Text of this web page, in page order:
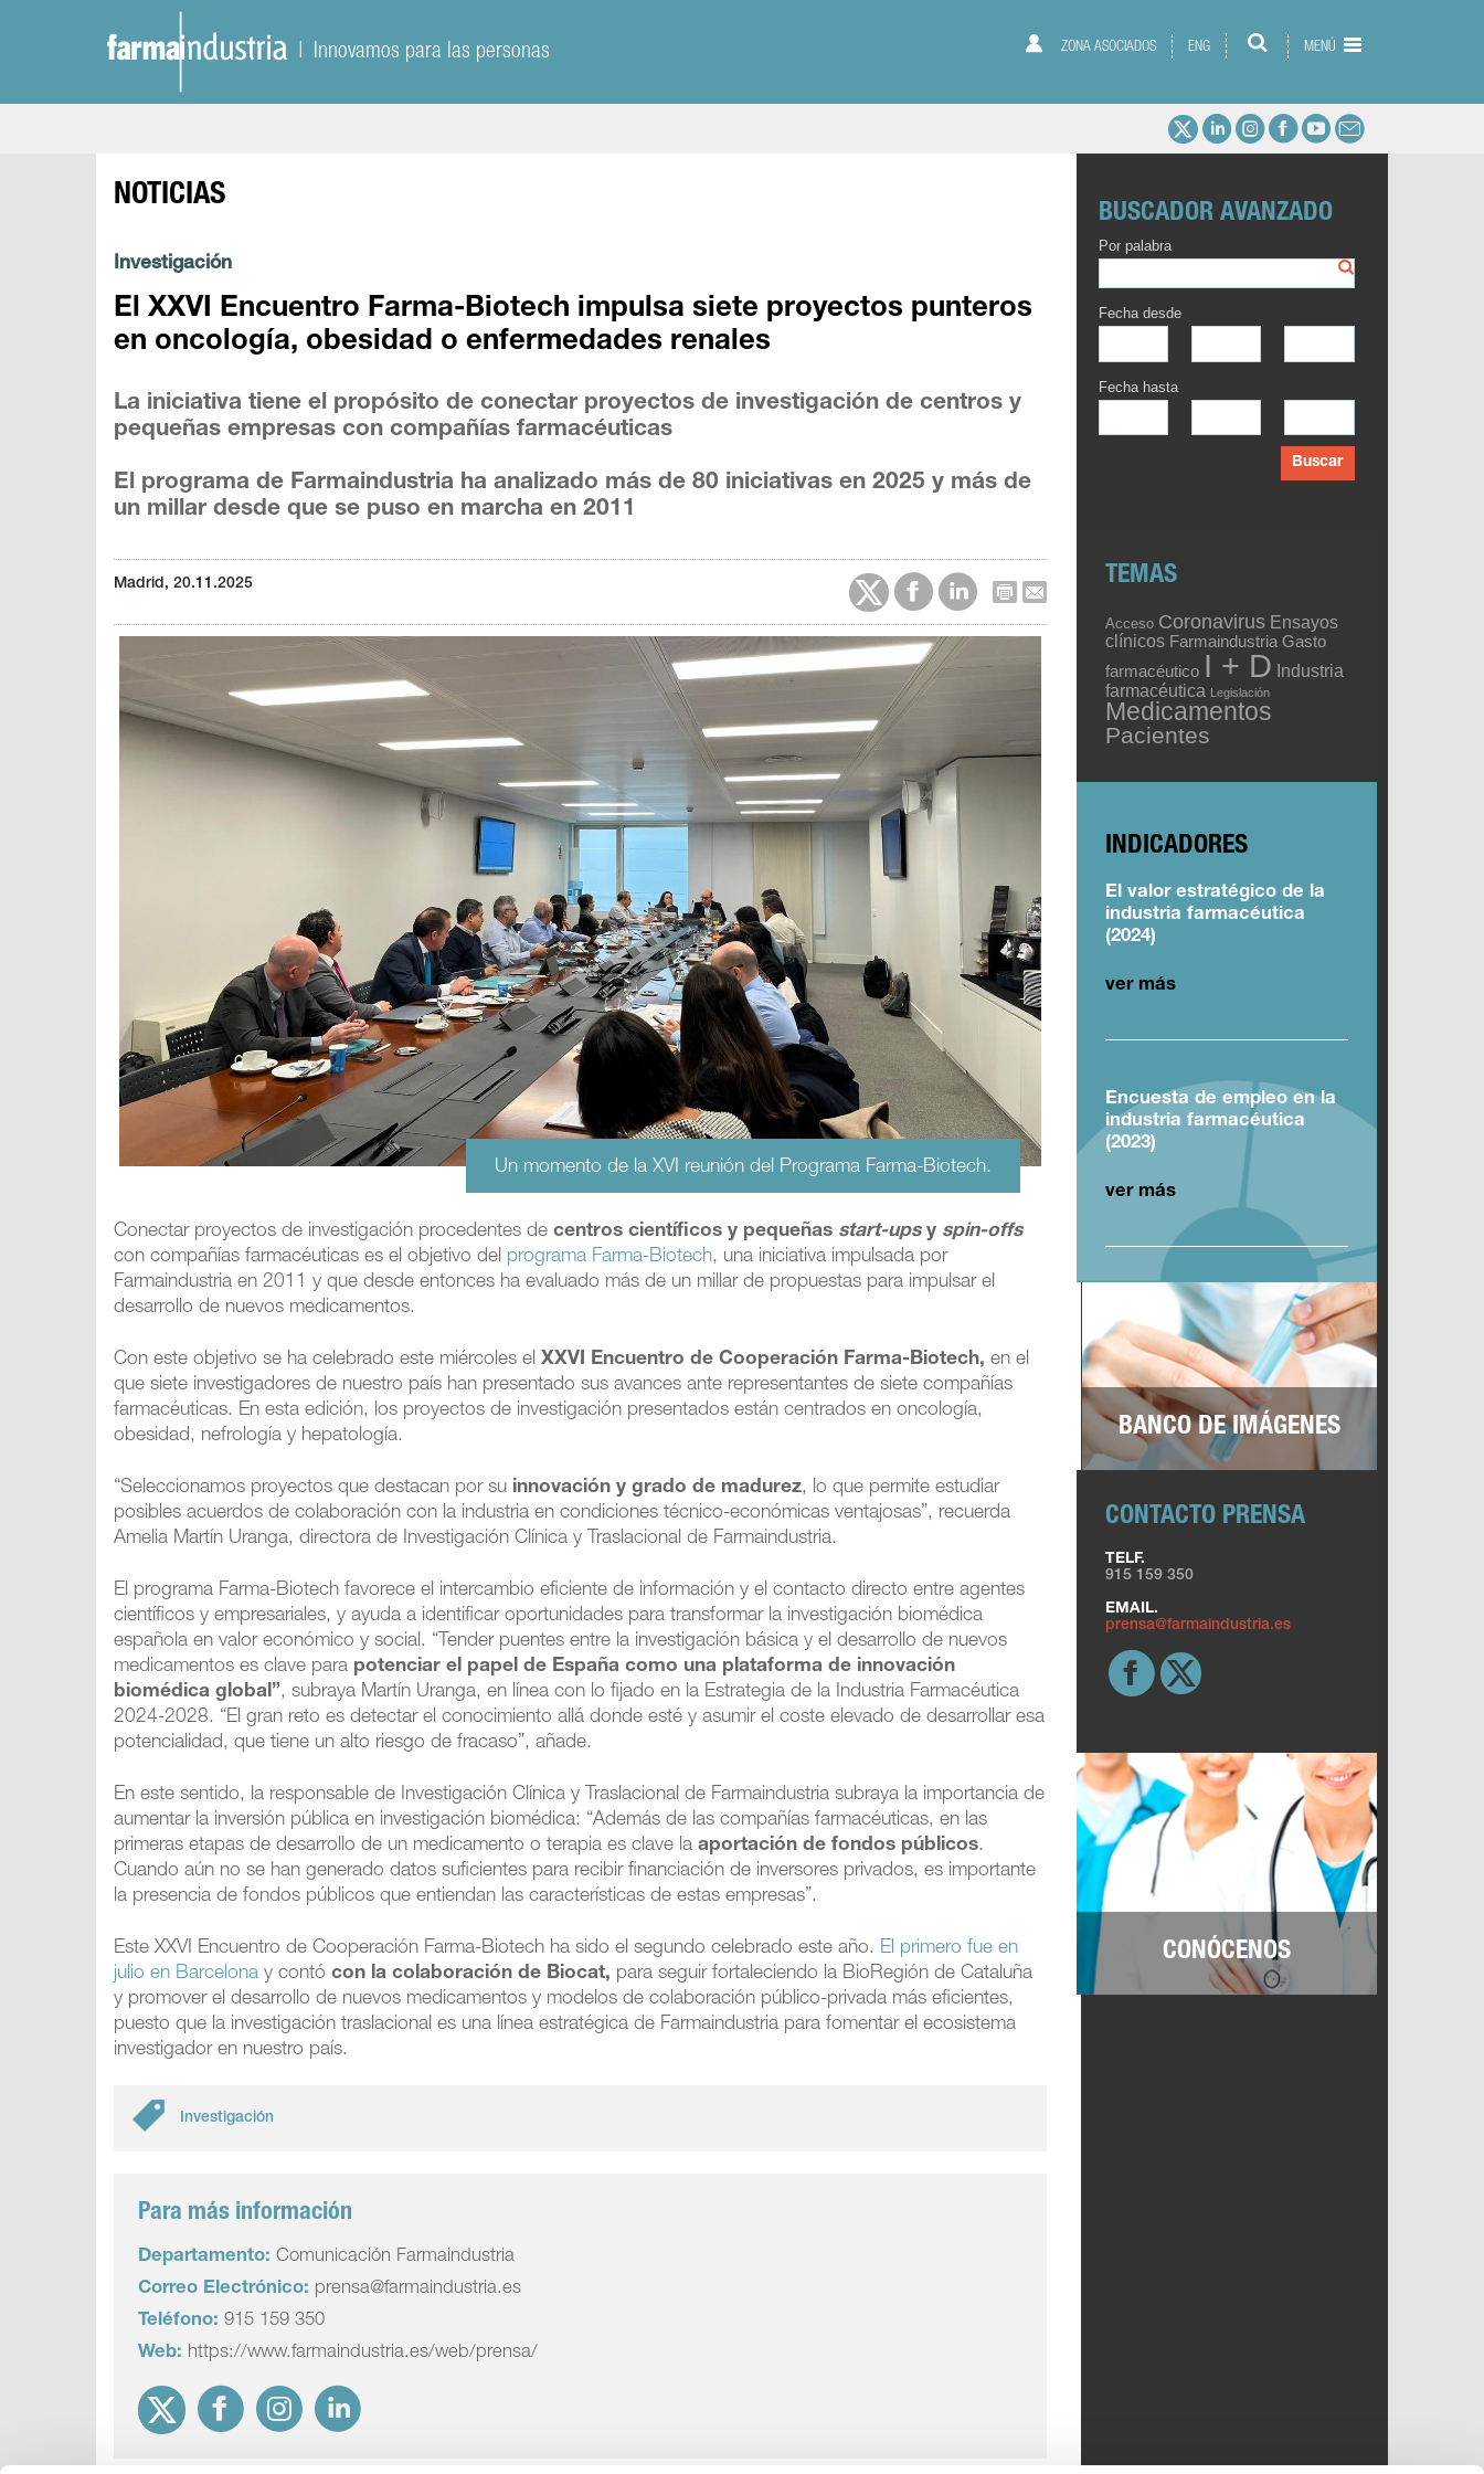
| Innovamos para las personas ZONA ASOCIADOS ENG MENÚ
NOTICIAS
Investigación
El XXVI Encuentro Farma-Biotech impulsa siete proyectos punteros
en oncología, obesidad o enfermedades renales
La iniciativa tiene el propósito de conectar proyectos de investigación de centros y
pequeñas empresas con compañías farmacéuticas
El programa de Farmaindustria ha analizado más de 80 iniciativas en 2025 y más de
un millar desde que se puso en marcha en 2011
Madrid, 20.11.2025
Un momento de la XVI reunión del Programa Farma-Biotech.
Conectar proyectos de investigación procedentes decentros científicos y pequeñas start-upsy spin-offs
con compañías farmacéuticas es el objetivo del programa Farma-Biotech, una iniciativa impulsada por
Farmaindustria en 2011 y que desde entonces ha evaluado más de un millar de propuestas para impulsar el
desarrollo de nuevos medicamentos.
Con este objetivo se ha celebrado este miércoles elXXVI Encuentro de Cooperación Farma-Biotech, en el
que siete investigadores de nuestro país han presentado sus avances ante representantes de siete compañías
farmacéuticas. En esta edición, los proyectos de investigación presentados están centrados en oncología,
obesidad, nefrología y hepatología.
“Seleccionamos proyectos que destacan por su innovación y grado de madurez, lo que permite estudiar
posibles acuerdos de colaboración con la industria en condiciones técnico-económicas ventajosas”, recuerda
Amelia Martín Uranga, directora de Investigación Clínica y Traslacional de Farmaindustria.
El programa Farma-Biotech favorece el intercambio eficiente de información y el contacto directo entre agentes
científicos y empresariales, y ayuda a identificar oportunidades para transformar la investigación biomédica
española en valor económico y social. “Tender puentes entre la investigación básica y el desarrollo de nuevos
medicamentos es clave para potenciar el papel de España como una plataforma de innovación
biomédica global”, subraya Martín Uranga, en línea con lo fijado en la Estrategia de la Industria Farmacéutica
2024-2028. “El gran reto es detectar el conocimiento allá donde esté y asumir el coste elevado de desarrollar esa
potencialidad, que tiene un alto riesgo de fracaso”, añade.
En este sentido, la responsable de Investigación Clínica y Traslacional de Farmaindustria subraya la importancia de
aumentar la inversión pública en investigación biomédica: “Además de las compañías farmacéuticas, en las
primeras etapas de desarrollo de un medicamento o terapia es clave la aportación de fondos públicos.
Cuando aún no se han generado datos suficientes para recibir financiación de inversores privados, es importante
la presencia de fondos públicos que entiendan las características de estas empresas”.
Este XXVI Encuentro de Cooperación Farma-Biotech ha sido el segundo celebrado este año. El primero fue en
julio en Barcelona y contó con la colaboración de Biocat, para seguir fortaleciendo la BioRegión de Cataluña
y promover el desarrollo de nuevos medicamentos y modelos de colaboración público-privada más eficientes,
puesto que la investigación traslacional es una línea estratégica de Farmaindustria para fomentar el ecosistema
investigador en nuestro país.
Investigación
Para más información
Departamento: Comunicación Farmaindustria
Correo Electrónico: prensa@farmaindustria.es
Teléfono: 915 159 350
Web: https://www.farmaindustria.es/web/prensa/
BUSCADOR AVANZADO
Por palabra
Fecha desde
Fecha hasta
Buscar
TEMAS
Acceso Coronavirus Ensayos
clínicos Farmaindustria Gasto
farmacéutico I + D Industria
farmacéutica Legislación
Medicamentos
Pacientes
INDICADORES
El valor estratégico de la
industria farmacéutica
(2024)
ver más
Encuesta de empleo en la
industria farmacéutica
(2023)
ver más
BANCO DE IMÁGENES
CONTACTO PRENSA
TELF.
915 159 350
EMAIL.
prensa@farmaindustria.es
CONÓCENOS